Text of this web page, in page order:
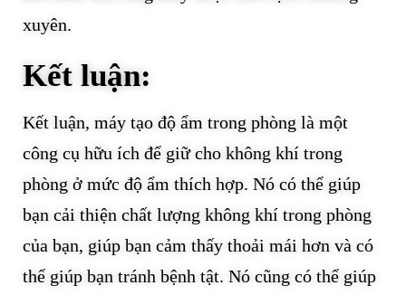
xuyên.
Kết luận:
Kết luận, máy tạo độ ẩm trong phòng là một
công cụ hữu ích để giữ cho không khí trong
phòng ở mức độ ẩm thích hợp. Nó có thể giúp
bạn cải thiện chất lượng không khí trong phòng
của bạn, giúp bạn cảm thấy thoải mái hơn và có
thể giúp bạn tránh bệnh tật. Nó cũng có thể giúp